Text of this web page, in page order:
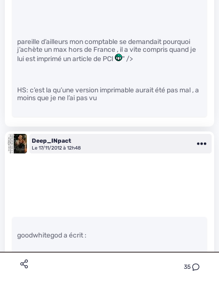
35
pareille d’ailleurs mon comptable se demandait pourquoi
j’achète un max hors de France , il a vite compris quand je
lui est imprimé un article de PCI
" />
HS: c’est la qu’une version imprimable aurait été pas mal , a
moins que je ne l’ai pas vu
Deep_INpact
Le 17/11/2012 à 12h48
goodwhitegod a écrit :
Tant que cette industrie est telle quelle, je refuse tout achat